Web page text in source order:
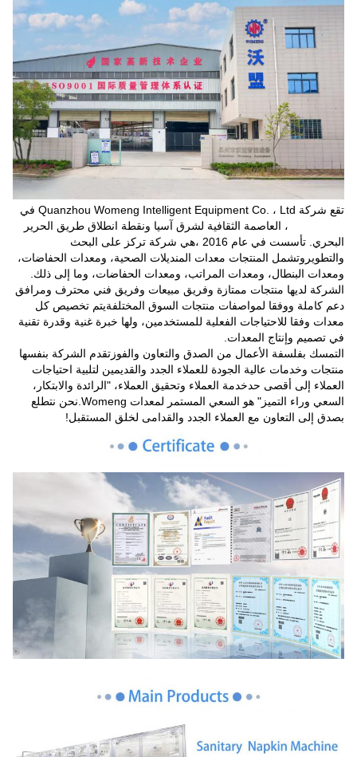
تقع شركة Quanzhou Womeng Intelligent Equipment Co. ، Ltd في
Quanzhou ، العاصمة الثقافية لشرق آسيا ونقطة انطلاق طريق الحرير
البحري. تأسست في عام 2016 ،هي شركة تركز على البحث
والتطويروتشمل المنتجات معدات المنديلات الصحية، ومعدات الحفاضات،
ومعدات البنطال، ومعدات المراتب، ومعدات الحفاضات، وما إلى ذلك.
الشركة لديها منتجات ممتازة وفريق مبيعات وفريق فني محترف ومرافق
دعم كاملة ووفقا لمواصفات منتجات السوق المختلفةيتم تخصيص كل
معدات وفقا للاحتياجات الفعلية للمستخدمين، ولها خبرة غنية وقدرة تقنية
في تصميم وإنتاج المعدات.
التمسك بفلسفة الأعمال من الصدق والتعاون والفوزتقدم الشركة بنفسها
منتجات وخدمات عالية الجودة للعملاء الجدد والقديمين لتلبية احتياجات
العملاء إلى أقصى حدخدمة العملاء وتحقيق العملاء، "الرائدة والابتكار،
السعي وراء التميز" هو السعي المستمر لمعدات Womeng.نحن نتطلع
بصدق إلى التعاون مع العملاء الجدد والقدامى لخلق المستقبل!